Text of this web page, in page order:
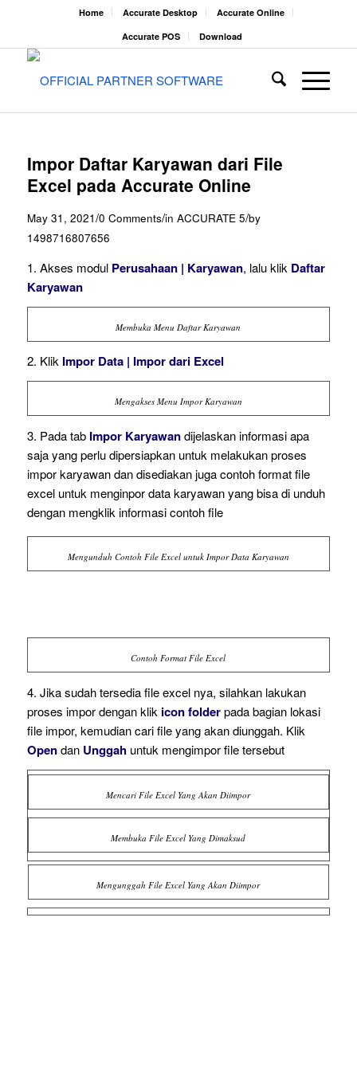
Home Accurate Desktop
Accurate Online
Accurate POS
Download
Impor Daftar Karyawan dari File
Excel pada Accurate Online
May 31, 2021/0 Comments/in ACCURATE 5/by
1498716807656
1. Akses modul Perusahaan | Karyawan, lalu klik Daftar
Karyawan
Membuka Menu Daftar Karyawan
2. KlikImpor Data | Impor dari Excel
Mengakses Menu Impor Karyawan
3. Pada tabImpor Karyawandijelaskan informasi apa
saja yang perlu dipersiapkan untuk melakukan proses
impor karyawan dan disediakan juga contoh format file
excel untuk menginpor data karyawan yang bisa di unduh
dengan mengklik informasi contoh file
Mengunduh Contoh File Excel untuk Impor Data Karyawan
Contoh Format File Excel
4. Jika sudah tersedia file excel nya, silahkan lakukan
proses impor dengan klik icon folderpada bagian lokasi
file impor, kemudian cari file yang akan diunggah. Klik
Opendan Unggahuntuk mengimpor file tersebut
Mencari File Excel Yang Akan Diimpor
Membuka File Excel Yang Dimaksud
Mengunggah File Excel Yang Akan Diimpor